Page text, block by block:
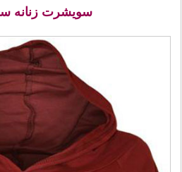
سویشرت زنانه سال